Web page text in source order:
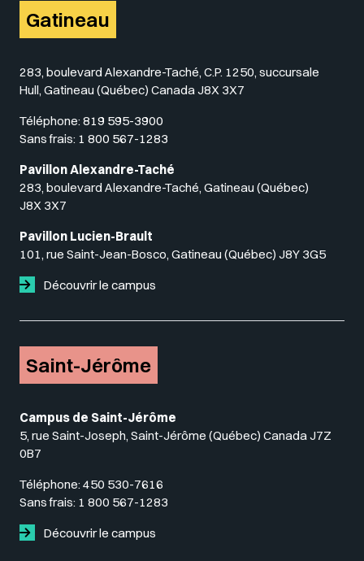
Gatineau
283, boulevard Alexandre-Taché, C.P. 1250, succursale
Hull, Gatineau (Québec) Canada J8X 3X7
Téléphone: 819 595-3900
Sans frais: 1 800 567-1283
Pavillon Alexandre-Taché
283, boulevard Alexandre-Taché, Gatineau (Québec)
J8X 3X7
Pavillon Lucien-Brault
101, rue Saint-Jean-Bosco, Gatineau (Québec) J8Y 3G5
Découvrir le campus
Saint-Jérôme
Campus de Saint-Jérôme
5, rue Saint-Joseph, Saint-Jérôme (Québec) Canada J7Z
0B7
Téléphone: 450 530-7616
Sans frais: 1 800 567-1283
Découvrir le campus